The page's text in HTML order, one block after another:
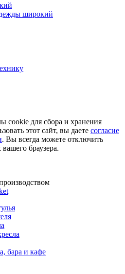
широкий
cookie для сбора и хранения
этот сайт, вы даете согласие
. Вы всегда можете отключить
браузера.
бара и кафе